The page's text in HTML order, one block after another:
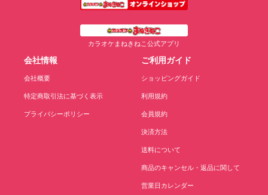
カラオケまねきねこ公式アプリ
会社情報
会社概要
特定商取引法に基づく表示
プライバシーポリシー
ご利用ガイド
ショッピングガイド
利用規約
会員規約
決済方法
送料について
商品のキャンセル・返品に関して
営業日カレンダー